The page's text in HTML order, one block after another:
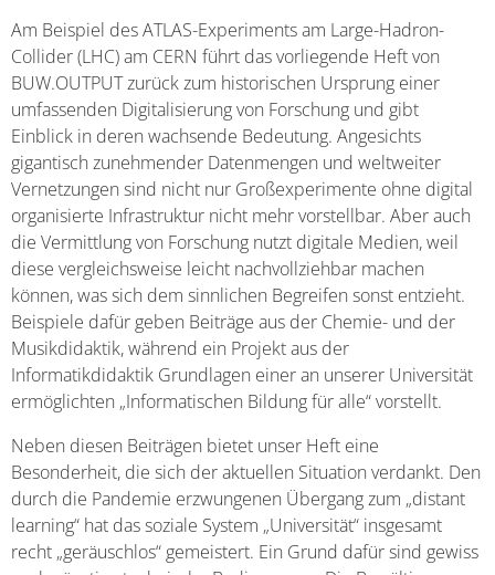
Am Beispiel des ATLAS-Experiments am Large-Hadron-
Collider (LHC) am CERN führt das vorliegende Heft von
BUW.OUTPUT zurück zum historischen Ursprung einer
umfassenden Digitalisierung von Forschung und gibt
Einblick in deren wachsende Bedeutung. Angesichts
gigantisch zunehmender Datenmengen und weltweiter
Vernetzungen sind nicht nur Großexperimente ohne digital
organisierte Infrastruktur nicht mehr vorstellbar. Aber auch
die Vermittlung von Forschung nutzt digitale Medien, weil
diese vergleichsweise leicht nachvollziehbar machen
können, was sich dem sinnlichen Begreifen sonst entzieht.
Beispiele dafür geben Beiträge aus der Chemie- und der
Musikdidaktik, während ein Projekt aus der
Informatikdidaktik Grundlagen einer an unserer Universität
ermöglichten „Informatischen Bildung für alle“ vorstellt.
Neben diesen Beiträgen bietet unser Heft eine
Besonderheit, die sich der aktuellen Situation verdankt. Den
durch die Pandemie erzwungenen Übergang zum „distant
learning“ hat das soziale System „Universität“ insgesamt
recht „geräuschlos“ gemeistert. Ein Grund dafür sind gewiss